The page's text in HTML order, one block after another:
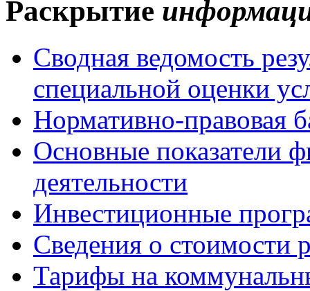
Раскрытие
Сводная ведомость
специальной оценки
Нормативно-правовая
Основные показатели
деятельности
Инвестиционные
Сведения о стоимости
Тарифы на